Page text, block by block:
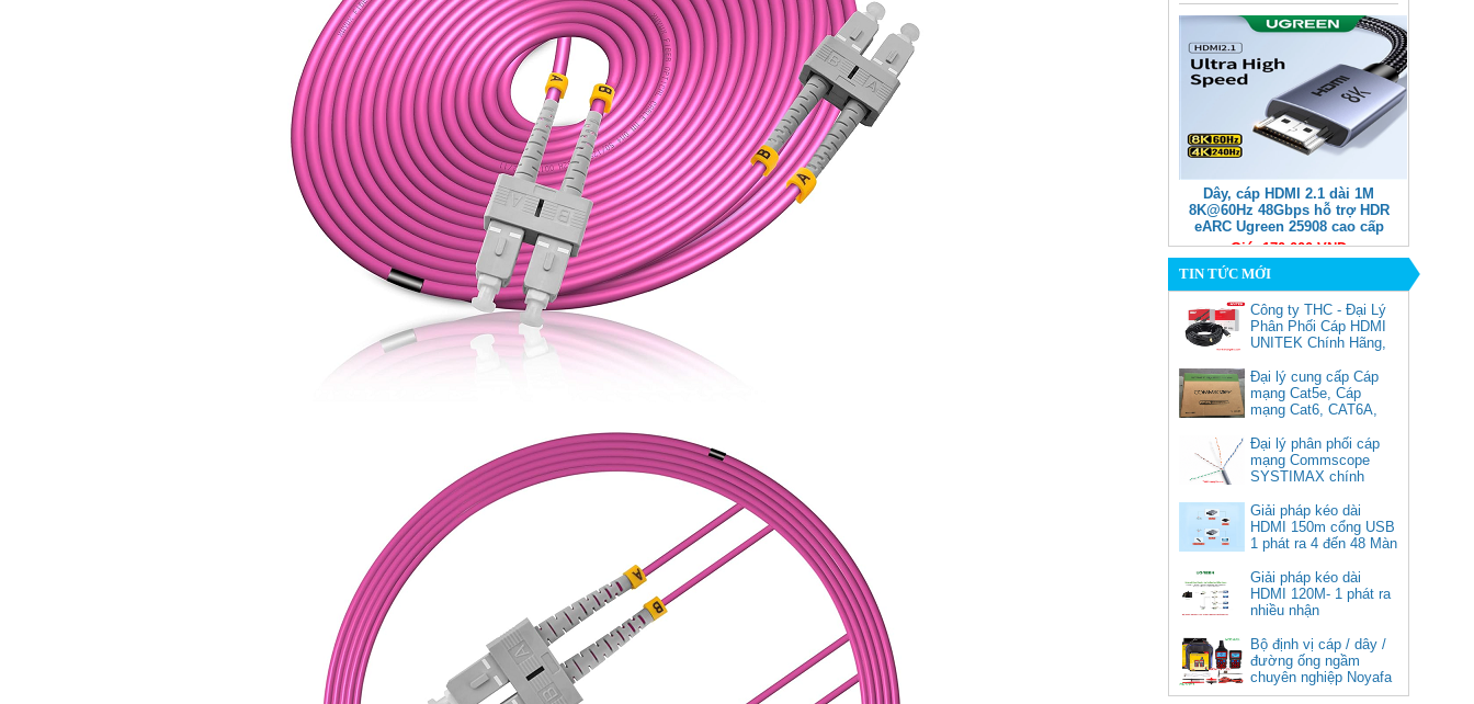
Dây, cáp HDMI 2.1 dài 1M
8K@60Hz 48Gbps hỗ trợ HDR
eARC Ugreen 25908 cao cấp
Giá: 170,000 VNĐ
Cáp chuyển USB Type-C sang
Displayport 1.4 độ phân giải
cao cấp
Giá: 350,000 VNĐ
TIN TỨC MỚI
Công ty THC - Đại Lý
Phân Phối Cáp HDMI
UNITEK Chính Hãng,
Đại lý cung cấp Cáp
mạng Cat5e, Cáp
mạng Cat6, CAT6A,
Commscope
Đại lý phân phối cáp
mạng Commscope
SYSTIMAX chính
Giải pháp kéo dài
HDMI 150m cổng USB
1 phát ra 4 đến 48 Màn
Giải pháp kéo dài
HDMI 120M- 1 phát ra
nhiều nhận
Bộ định vị cáp / dây /
đường ống ngầm
chuyên nghiệp Noyafa
NF-826